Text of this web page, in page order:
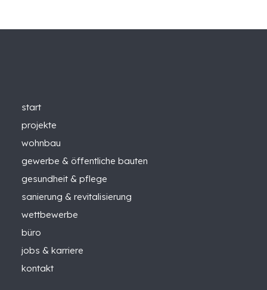
start
projekte
wohnbau
gewerbe & öffentliche bauten
gesundheit & pflege
sanierung & revitalisierung
wettbewerbe
büro
jobs & karriere
kontakt